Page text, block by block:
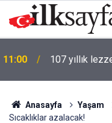
11:00 107 yıllık
10:12 Ankara Valisi
Anasayfa Yaşam
Sıcaklıklar azalacak!